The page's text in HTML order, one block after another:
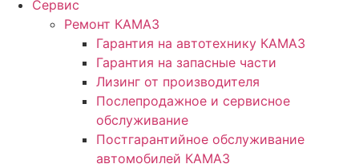
Сервис
Ремонт КАМАЗ
Гарантия на автотехнику КАМАЗ
Гарантия на запасные части
Лизинг от производителя
Послепродажное и сервисное
обслуживание
Постгарантийное обслуживание
автомобилей КАМАЗ